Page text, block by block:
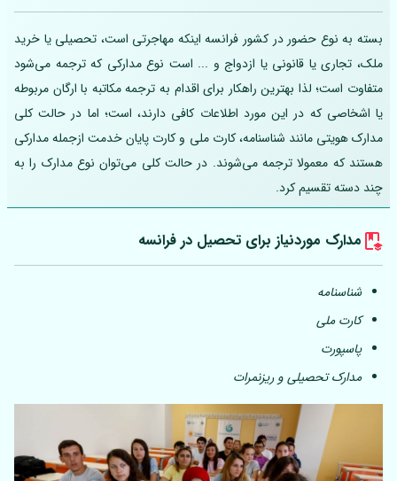
بسته به نوع حضور در کشور فرانسه اینکه مهاجرتی است، تحصیلی یا خرید
ملک، تجاری یا قانونی یا ازدواج و ... است نوع مدارکی که ترجمه می‌شود
متفاوت است؛ لذا بهترین راهکار برای اقدام به ترجمه مکاتبه با ارگان مربوطه
یا اشخاصی که در این مورد اطلاعات کافی دارند، است؛ اما در حالت کلی
مدارک هویتی مانند شناسنامه، کارت ملی و کارت پایان خدمت ازجمله مدارکی
هستند که معمولا ترجمه می‌شوند. در حالت کلی می‌توان نوع مدارک را به
چند دسته تقسیم کرد.
مدارک موردنیاز برای تحصیل در فرانسه
شناسنامه
کارت ملی
پاسپورت
مدارک تحصیلی و ریزنمرات